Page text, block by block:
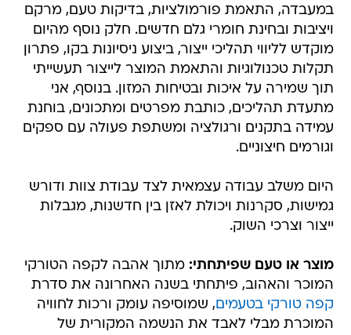
במעבדה, התאמת פורמולציות, בדיקות טעם, מרקם
ויציבות ובחינת חומרי גלם חדשים. חלק נוסף מהיום
מוקדש לליווי תהליכי ייצור, ביצוע ניסיונות בקו, פתרון
תקלות טכנולוגיות והתאמת המוצר לייצור תעשייתי
תוך שמירה על איכות ובטיחות המזון. בנוסף, אני
מתעדת תהליכים, כותבת מפרטים ומתכונים, בוחנת
עמידה בתקנים ורגולציה ומשתפת פעולה עם ספקים
וגורמים חיצוניים.
היום משלב עבודה עצמאית לצד עבודת צוות ודורש
גמישות, סקרנות ויכולת לאזן בין חדשנות, מגבלות
ייצור וצרכי השוק.
מוצר או טעם שפיתחתי: מתוך אהבה לקפה הטורקי
המוכר והאהוב, פיתחתי בשנה האחרונה את סדרת
קפה טורקי בטעמים, שמוסיפה עומק ורכות לחוויה
המוכרת מבלי לאבד את הנשמה המקורית של